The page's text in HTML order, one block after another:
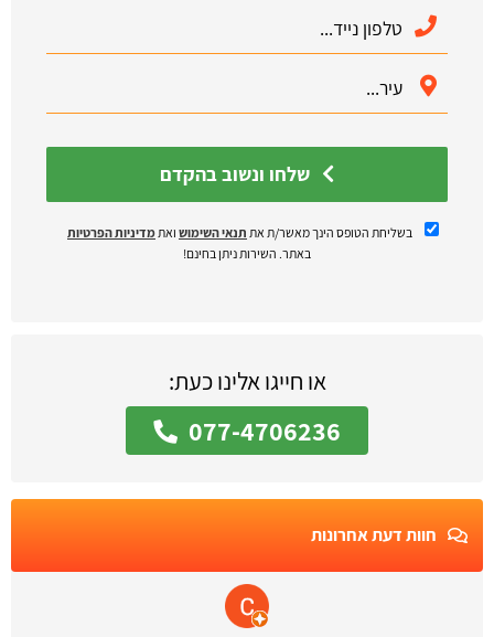
בשליחת הטופס הינך מאשר/ת את תנאי השימוש ואת מדיניות הפרטיות
באתר. השירות ניתן בחינם!
או חייגו אלינו כעת:
077-4706236
חוות דעת אחרונות